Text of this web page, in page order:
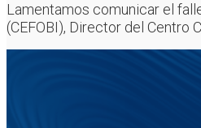
Lamentamos comunicar el
(CEFOBI), Director del Centro